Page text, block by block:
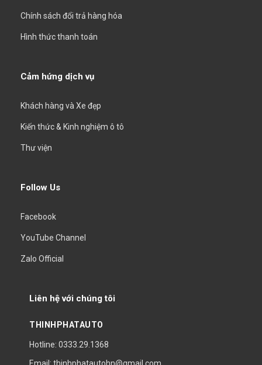
Chính sách đổi trả hàng hóa
Hình thức thanh toán
Cảm hứng dịch vụ
Khách hàng và Xe đẹp
Kiến thức & Kinh nghiệm ô tô
Thư viện
Follow Us
Facebook
YouTube Channel
Zalo Official
Liên hệ với chúng tôi
THINHPHATAUTO
Hotline: 0333.29.1368